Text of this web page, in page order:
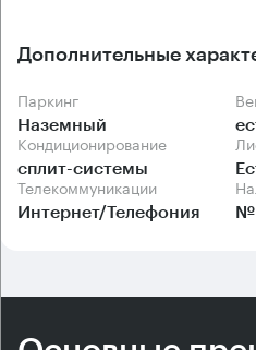
Дополнительные
Паркинг
Наземный
Кондиционирование
сплит-системы
Телекоммуникации
Интернет/Телефония №